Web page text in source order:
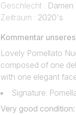
Geschlecht : Damen
Zeitraum : 2020's
Kommentar
Lovely Pomellato
composed of one
with one elegant
Signature:
Very good condition: